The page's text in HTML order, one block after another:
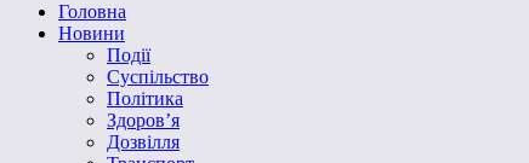
Головна
Новини
Події
Суспільство
Політика
Здоров’я
Дозвілля